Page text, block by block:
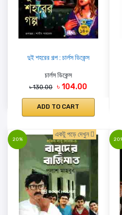
দুই শহরের গল্প : চার্লস ডিকেন্স
চার্লস ডিকেন্স
৳ 130.00 ৳ 104.00
ADD TO CART
20%
একটু পড়ে দেখুন